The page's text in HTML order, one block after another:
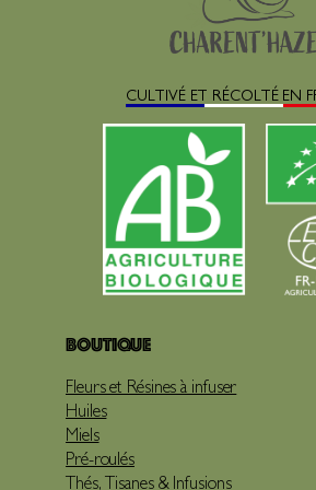
CULTIVÉ ET RÉCOLTÉ EN
Boutique
Fleurs et Résines à infuser
Huiles
Miels
Pré-roulés
Thés, Tisanes & Infusions